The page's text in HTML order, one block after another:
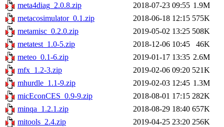
meta4diag_2.0.8.zip
2018-07-23 09:55 1.9M
metacosimulator_0.1.zip
2018-06-18 12:15 575K
metamisc_0.2.0.zip
2019-05-02 13:25 508K
metatest_1.0-5.zip
2018-12-06 10:45
46K
meteo_0.1-6.zip
2019-01-17 13:35 2.6M
mfx_1.2-3.zip
2019-02-06 09:20 521K
mhurdle_1.1-9.zip
2019-02-03 12:45 1.3M
micEconCES_0.9-9.zip
2018-08-01 17:15 282K
minqa_1.2.1.zip
2018-08-29 18:40 657K
mitools_2.4.zip
2019-04-25 23:20 256K